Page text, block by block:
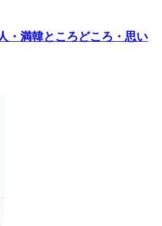
・満韓ところどころ・思い